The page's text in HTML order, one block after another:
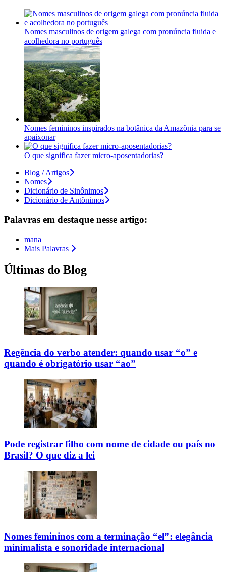
Nomes masculinos de origem galega com pronúncia fluida e
acolhedora no português
Nomes femininos inspirados na botânica da Amazônia para se
apaixonar
O que significa fazer micro-aposentadorias?
Blog / Artigos
Nomes
Dicionário de Sinônimos
Dicionário de Antônimos
Palavras em destaque nesse artigo:
mana
Mais Palavras
Últimas do Blog
Regência do verbo atender: quando usar “o” e
quando é obrigatório usar “ao”
Pode registrar filho com nome de cidade ou país no
Brasil? O que diz a lei
Nomes femininos com a terminação “el”: elegância
minimalista e sonoridade internacional